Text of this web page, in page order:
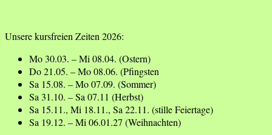
Unsere kursfreien Zeiten 2026:
Mo 30.03. – Mi 08.04. (Ostern)
Do 21.05. – Mo 08.06. (Pfingsten
Sa 15.08. – Mo 07.09. (Sommer)
Sa 31.10. – Sa 07.11 (Herbst)
Sa 15.11., Mi 18.11., Sa 22.11. (stille Feiertage)
Sa 19.12. – Mi 06.01.27 (Weihnachten)